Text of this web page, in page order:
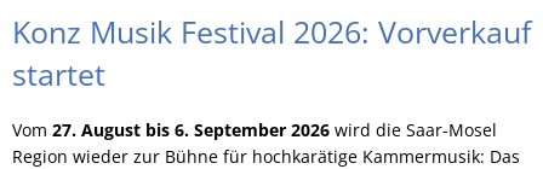
Konz Musik Festival 2026: Vorverkauf
startet
Vom 27. August bis 6. September 2026 wird die Saar-Mosel
Region wieder zur Bühne für hochkarätige Kammermusik: Das